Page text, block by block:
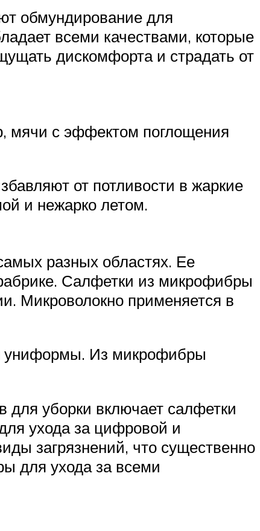
обмундирование для
всеми качествами, которые
дискомфорта и страдать от
мячи с эффектом поглощения
от потливости в жаркие
и нежарко летом.
разных областях. Ее
Салфетки из микрофибры
Микроволокно применяется в
униформы. Из микрофибры
для уборки включает салфетки
ухода за цифровой и
загрязнений, что существенно
для ухода за всеми